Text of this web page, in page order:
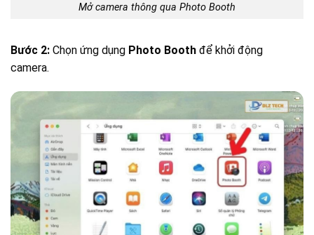
Mở camera thông qua Photo Booth
Bước 2: Chọn ứng dụng Photo Booth để khởi động
camera.